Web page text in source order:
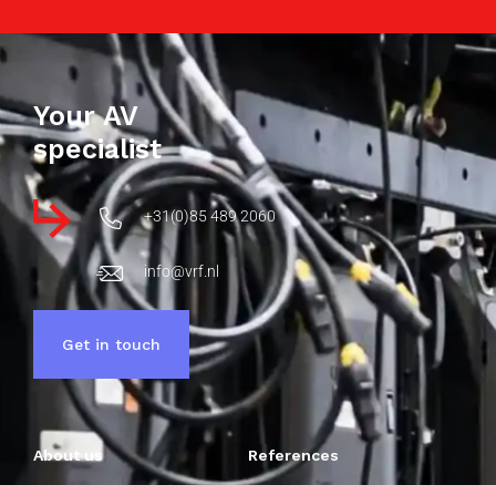
Your AV
specialist
+31(0)85 489 2060
info@vrf.nl
Get in touch
About us References